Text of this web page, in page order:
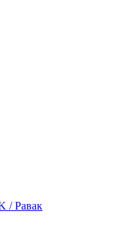
/ Равак